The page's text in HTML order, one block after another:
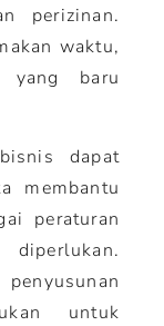
perizinan.
waktu,
yang baru
dapat
membantu
peraturan
untuk